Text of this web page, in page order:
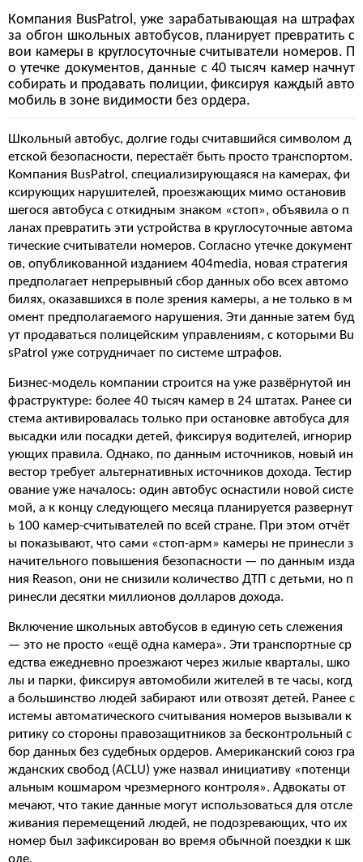
Компания BusPatrol, уже зарабатывающая на штрафах
за обгон школьных автобусов, планирует превратить с
вои камеры в круглосуточные считыватели номеров. П
о утечке документов, данные с 40 тысяч камер начнут
собирать и продавать полиции, фиксируя каждый авто
мобиль в зоне видимости без ордера.
Школьный автобус, долгие годы считавшийся символом д
етской безопасности, перестаёт быть просто транспортом.
Компания BusPatrol, специализирующаяся на камерах, фи
ксирующих нарушителей, проезжающих мимо остановив
шегося автобуса с откидным знаком «стоп», объявила о п
ланах превратить эти устройства в круглосуточные автома
тические считыватели номеров. Согласно утечке документ
ов, опубликованной изданием 404media, новая стратегия
предполагает непрерывный сбор данных обо всех автомо
билях, оказавшихся в поле зрения камеры, а не только в м
омент предполагаемого нарушения. Эти данные затем буд
ут продаваться полицейским управлениям, с которыми Bu
sPatrol уже сотрудничает по системе штрафов.
Бизнес-модель компании строится на уже развёрнутой ин
фраструктуре: более 40 тысяч камер в 24 штатах. Ранее си
стема активировалась только при остановке автобуса для
высадки или посадки детей, фиксируя водителей, игнорир
ующих правила. Однако, по данным источников, новый ин
вестор требует альтернативных источников дохода. Тестир
ование уже началось: один автобус оснастили новой систе
мой, а к концу следующего месяца планируется развернут
ь 100 камер-считывателей по всей стране. При этом отчёт
ы показывают, что сами «стоп-арм» камеры не принесли з
начительного повышения безопасности — по данным изда
ния Reason, они не снизили количество ДТП с детьми, но п
ринесли десятки миллионов долларов дохода.
Включение школьных автобусов в единую сеть слежения
— это не просто «ещё одна камера». Эти транспортные ср
едства ежедневно проезжают через жилые кварталы, шко
лы и парки, фиксируя автомобили жителей в те часы, когд
а большинство людей забирают или отвозят детей. Ранее с
истемы автоматического считывания номеров вызывали к
ритику со стороны правозащитников за бесконтрольный с
бор данных без судебных ордеров. Американский союз гра
жданских свобод (ACLU) уже назвал инициативу «потенци
альным кошмаром чрезмерного контроля». Адвокаты от
мечают, что такие данные могут использоваться для отсле
живания перемещений людей, не подозревающих, что их
номер был зафиксирован во время обычной поездки к шк
оле.